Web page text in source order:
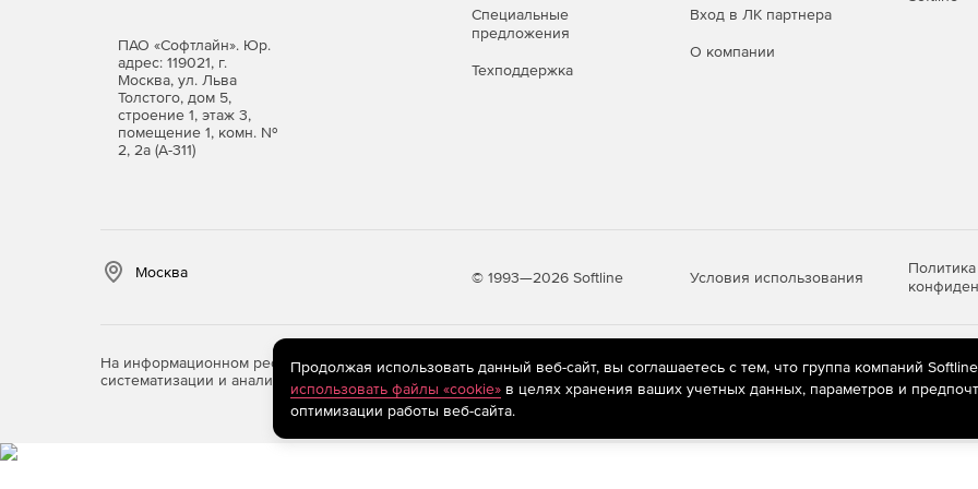
ПАО «Софтлайн». Юр.
адрес: 119021, г.
Москва, ул. Льва
Толстого, дом 5,
строение 1, этаж 3,
помещение 1, комн. №
2, 2а (А-311)
Специальные
предложения
Техподдержка
Вход в ЛК партнера
О компании
Москва © 1993—2026 Softline Условия использования
Политика
На информационном ресурсе store.softline.ru применяютсярекомендательные технологии(информационные технологии
систематизации и анализа сведений, относящихся к предпочтениям пользователей сети «Интернет», находящихся на
Продолжая использовать данный веб-сайт, вы соглашаетесь с тем, что группа компаний
использовать файлы «cookie»в целях хранения ваших учетных данных, параметров и
оптимизации работы веб-сайта.